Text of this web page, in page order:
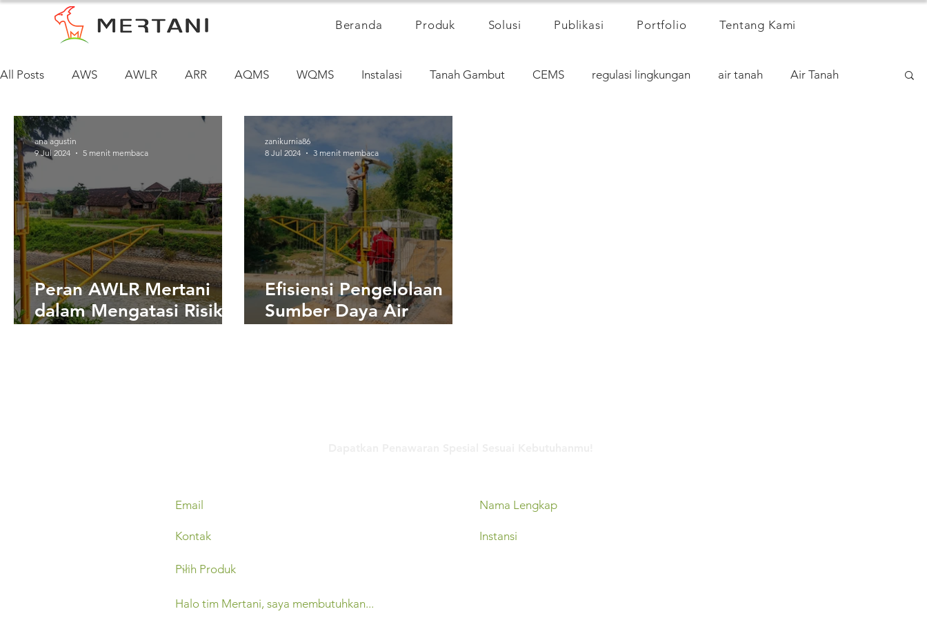
Beranda Produk Solusi Publikasi Portfolio Tentang Kami
All Posts AWS AWLR ARR AQMS WQMS Instalasi Tanah Gambut CEMS regulasi lingkungan air tanah Air Tanah
Siklus Air Tanah
Peran AWLR Mertani
dalam Mengatasi Risiko
ana agustin
9 Jul 2024
5 menit membaca
Efisiensi Pengelolaan
Sumber Daya Air
zanikurnia86
8 Jul 2024
3 menit membaca